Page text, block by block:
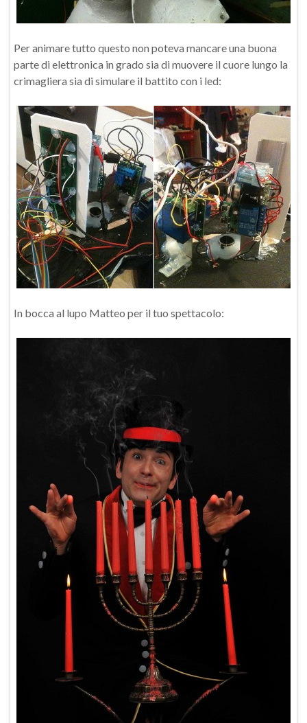
Per animare tutto questo non poteva mancare una buona
parte di elettronica in grado sia di muovere il cuore lungo la
crimagliera sia di simulare il battito con i led:
In bocca al lupo Matteo per il tuo spettacolo: